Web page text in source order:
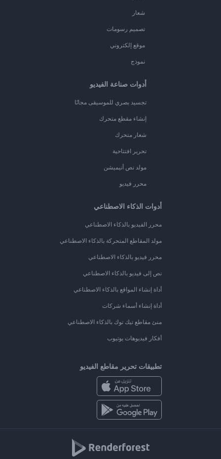
شعار
تصميم رسومات
موقع إلكتروني
نموذج
أدوات صناعة الفيديو
تجسيد بصري للموسيقى مجانًا
إنشاء مقطع متحرك
شعار متحرك
تحرير افتتاحية
مولد نص أنيميشن
محرر فيديو
أدوات الذكاء الاصطناعي
محرر الفيديو بالذكاء الاصطناعي
مولد المقاطع المتحركة بالذكاء الاصطناعي
محرر فيديو بالذكاء الاصطناعي
نص إلى فيديو بالذكاء الاصطناعي
أداة إنشاء المواقع بالذكاء الاصطناعي
أداة إنشاء أسماء شركات
منئ مقاطع تيك توك بالذكاء الاصطناعي
أفكار فيديوهات يوتيوب
تطبيقات تحرير مقاطع الفيديو